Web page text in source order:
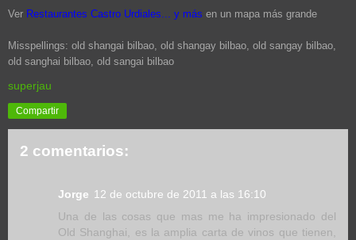
Ver Restaurantes Castro Urdiales... y más en un mapa más grande
Misspellings: old shangai bilbao, old shangay bilbao, old sangay bilbao,
old sanghai bilbao, old sangai bilbao
superjau
Compartir
2 comentarios:
Jorge 12 de octubre de 2011 a las 16:10
Una de las cosas que mas me ha impresionado del
Old Shanghai, es la amplia carta de vinos que tienen,